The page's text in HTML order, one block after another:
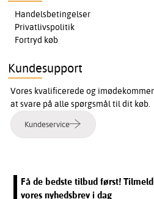
Handelsbetingelser
Privatlivspolitik
Fortryd køb
Kundesupport
Vores kvalificerede og
at svare på alle spørgsmål til dit køb.
Kundeservice
Få de bedste tilbud først!
vores nyhedsbrev i dag